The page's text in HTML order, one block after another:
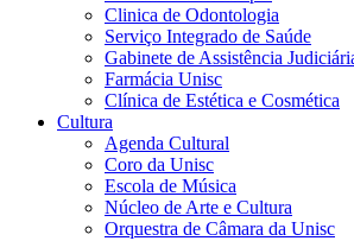
Clinica de Odontologia
Serviço Integrado de Saúde
Gabinete de Assistência
Farmácia Unisc
Clínica de Estética e Cosmética
Cultura
Agenda Cultural
Coro da Unisc
Escola de Música
Núcleo de Arte e Cultura
Orquestra de Câmara da Unisc